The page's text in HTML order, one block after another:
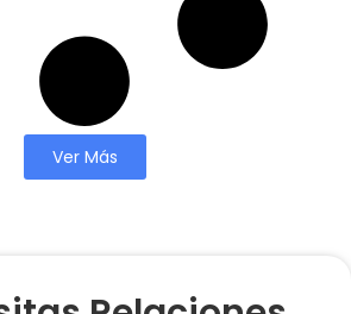
Ver Más